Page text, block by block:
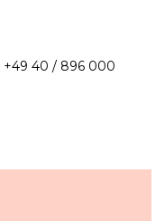
+49 40 / 896 000